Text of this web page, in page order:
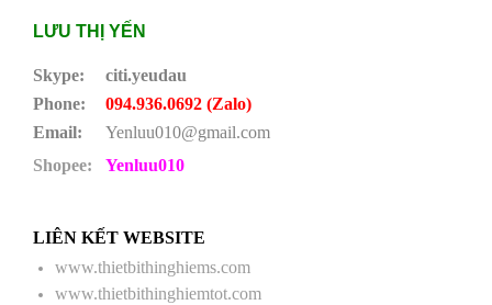
LƯU THỊ YẾN
Skype:
citi.yeudau
Phone:
094.936.0692 (Zalo)
Email:
Yenluu010@gmail.com
Shopee:
Yenluu010
LIÊN KẾT WEBSITE
www.thietbithinghiems.com
www.thietbithinghiemtot.com